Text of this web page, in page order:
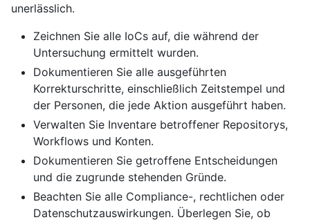
unerlässlich.
Zeichnen Sie alle IoCs auf, die während der
Untersuchung ermittelt wurden.
Dokumentieren Sie alle ausgeführten
Korrekturschritte, einschließlich Zeitstempel und
der Personen, die jede Aktion ausgeführt haben.
Verwalten Sie Inventare betroffener Repositorys,
Workflows und Konten.
Dokumentieren Sie getroffene Entscheidungen
und die zugrunde stehenden Gründe.
Beachten Sie alle Compliance-, rechtlichen oder
Datenschutzauswirkungen. Überlegen Sie, ob